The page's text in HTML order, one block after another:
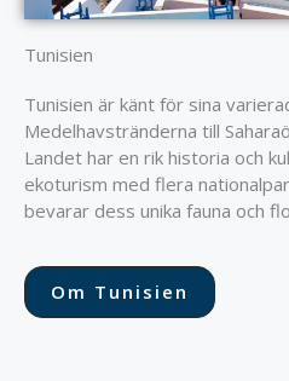
Tunisien
Tunisien är känt för sina
Medelhavstränderna till
Landet har en rik historia och
ekoturism med flera
bevarar dess unika fauna och
Om Tunisien